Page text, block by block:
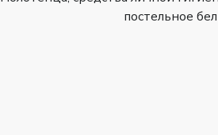
постельное